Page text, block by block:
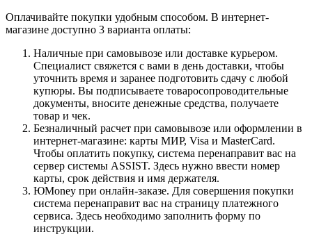
Оплачивайте покупки удобным способом. В интернет-
магазине доступно 3 варианта оплаты:
Наличные при самовывозе или доставке курьером.
Специалист свяжется с вами в день доставки, чтобы
уточнить время и заранее подготовить сдачу с любой
купюры. Вы подписываете товаросопроводительные
документы, вносите денежные средства, получаете
товар и чек.
Безналичный расчет при самовывозе или оформлении в
интернет-магазине: карты МИР, Visa и MasterCard.
Чтобы оплатить покупку, система перенаправит вас на
сервер системы ASSIST. Здесь нужно ввести номер
карты, срок действия и имя держателя.
ЮMoney при онлайн-заказе. Для совершения покупки
система перенаправит вас на страницу платежного
сервиса. Здесь необходимо заполнить форму по
инструкции.